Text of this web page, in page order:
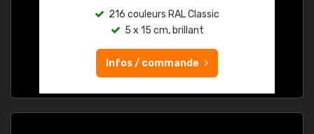
216 couleurs RAL Classic
5 x 15 cm, brillant
Infos / commande